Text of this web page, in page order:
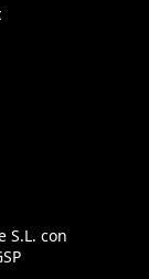
S.L. con